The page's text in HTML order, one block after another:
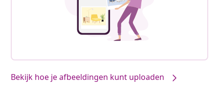
Bekijk hoe je afbeeldingen kunt uploaden